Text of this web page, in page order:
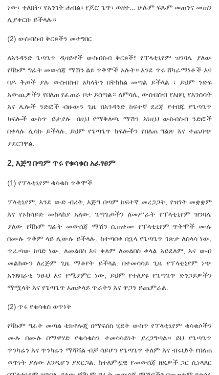
ነው፣ ቀለበት፣ የአንገት ሐብል፣ የጆሮ ጌጥ፣ ወዘተ... ሁሉም ፍጹም መጠንና መጠን
ሊያቀርቡ ይችላሉ።
(2) ውስብስብ ቅርጾችን መተግበር
ለአንዳንድ ጌጣጌጥ ዲዛይኖች ውስብስብ ቅርጾች፣ የፕላቲኒየም ዝንባሌ ያለው
የቫኩም ግፊት መውሰጃ ማሽን ልዩ ጥቅሞች አሉት። እንደ ጥሩ ሸካራማነቶች እና
ባዶ ቅጦች ያሉ ውስብስብ አካላትን በትክክል መጣል ይችላል ፣ ይህም ንድፍ
አውጪዎችን የበለጠ የፈጠራ ቦታ ይሰጣል። ለምሳሌ, ውስብስብ የአበባ, የእንስሳት
እና ሌሎች ንድፎች ብዙውን ጊዜ በአንዳንድ ከፍተኛ ደረጃ የተበጁ የጌጣጌጥ
ክፍሎች ውስጥ ይታያሉ. በዚህ የማቅለጫ ማሽን እነዚህ ውስብስብ ንድፎች
በቀላሉ ሊሳኩ ይችላሉ, ይህም የጌጣጌጥ ክፍሎችን የበለጠ ግልጽ እና ተጨባጭ
ያደርገዋል.
2, እጅግ በጣም ጥሩ የቁሳቁስ አፈፃፀም
(1) የፕላቲኒየም ቁሳቁስ ጥቅሞች
ፕላቲኒየም, እንደ ውድ ብረት, እጅግ በጣም ከፍተኛ መረጋጋት, የዝገት መቋቋም
እና የኦክሳይድ መከላከያ አለው. ጌጣጌጦችን ለመሥራት የፕላቲኒየም ዝንባሌ
ያለው የቫኩም ግፊት መውሰጃ ማሽን ሲጠቀሙ የፕላቲኒየም ጥቅሞች ሙሉ
በሙሉ ጥቅም ላይ ሊውሉ ይችላሉ. ከተጣበቀ በኋላ የጌጣጌጥ ገጽታ ለስላሳ ነው,
ጥራጣው ከባድ ነው, ለመልበስ እና ቀለም ለመልበስ ቀላል አይደለም, እና ውብ
መልክውን ለረጅም ጊዜ ማቆየት ይችላል. በተመሳሳይ ጊዜ የፕላቲኒየም ነጭ
አንጸባራቂ ንፁህ እና የሚያምር ነው, ይህም የተለያዩ የጌጣጌጥ ድንጋይዎችን
ማሟላት እና የጌጣጌጥ አጠቃላይ ጥራትን እና ዋጋን ይጨምራል.
(2) ጥሩ የቁሳቁስ ወጥነት
የቫኩም ግፊት መጣል ቴክኖሎጂ በማፍሰስ ሂደት ውስጥ የፕላቲኒየም ቁሳቁሶችን
ሙሉ በሙሉ በማዋሃድ የቁሳቁስን ተመሳሳይነት ያረጋግጣል። ይህ የጌጣጌጥ
ጥንካሬን እና ጥንካሬን ማሻሻል ብቻ ሳይሆን የጌጣጌጥ ቀለም እና ብሩህነት የበለጠ
ወጥነት ያለው እንዲሆን ያደርጋል. ከተለምዷዊ የመውሰጃ ዘዴዎች ጋር ሲነጻጸር